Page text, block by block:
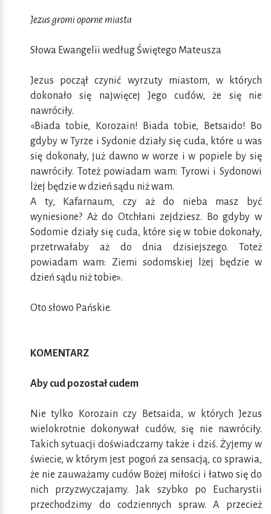
Jezus gromi oporne miasta
Słowa Ewangelii według Świętego Mateusza
Jezus począł czynić wyrzuty miastom, w których
dokonało się najwięcej Jego cudów, że się nie
nawróciły.
«Biada tobie, Korozain! Biada tobie, Betsaido! Bo
gdyby w Tyrze i Sydonie działy się cuda, które u was
się dokonały, już dawno w worze i w popiele by się
nawróciły. Toteż powiadam wam: Tyrowi i Sydonowi
lżej będzie w dzień sądu niż wam.
A ty, Kafarnaum, czy aż do nieba masz być
wyniesione? Aż do Otchłani zejdziesz. Bo gdyby w
Sodomie działy się cuda, które się w tobie dokonały,
przetrwałaby aż do dnia dzisiejszego. Toteż
powiadam wam: Ziemi sodomskiej lżej będzie w
dzień sądu niż tobie».
Oto słowo Pańskie.
KOMENTARZ
Aby cud pozostał cudem
Nie tylko Korozain czy Betsaida, w których Jezus
wielokrotnie dokonywał cudów, się nie nawróciły.
Takich sytuacji doświadczamy także i dziś. Żyjemy w
świecie, w którym jest pogoń za sensacją, co sprawia,
że nie zauważamy cudów Bożej miłości i łatwo się do
nich przyzwyczajamy. Jak szybko po Eucharystii
przechodzimy do codziennych spraw. A przecież